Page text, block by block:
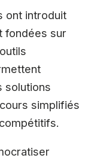
ont introduit
fondées sur
solutions
simplifiés